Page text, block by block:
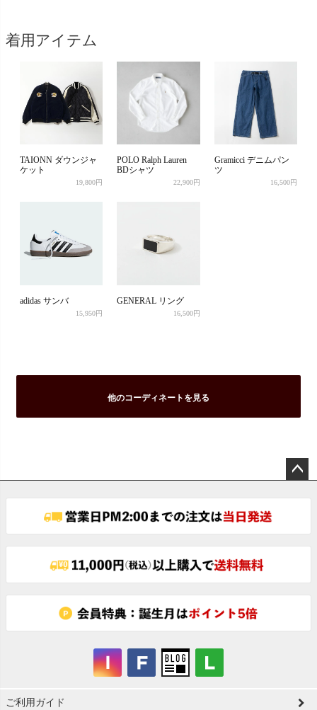
着用アイテム
TAIONN ダウンジャ
ケット
19,800円
POLO Ralph Lauren
BDシャツ
22,900円
Gramicci デニムパン
ツ
16,500円
adidas サンバ
15,950円
GENERAL リング
16,500円
他のコーディネートを見る
へ
ご利用ガイド